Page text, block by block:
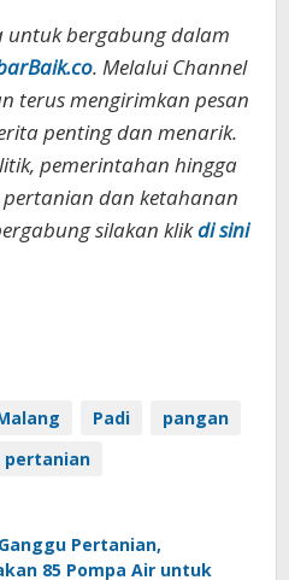
untuk bergabung dalam
. Melalui Channel
terus mengirimkan pesan
penting dan menarik.
pemerintahan hingga
dan ketahanan
silakan klikdi sini
Padi
pangan
pertanian
Pertanian,
85 Pompa Air untuk